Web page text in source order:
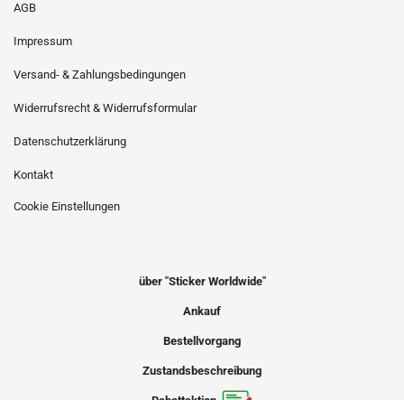
AGB
Impressum
Versand- & Zahlungsbedingungen
Widerrufsrecht & Widerrufsformular
Datenschutzerklärung
Kontakt
Cookie Einstellungen
über "Sticker Worldwide"
Ankauf
Bestellvorgang
Zustandsbeschreibung